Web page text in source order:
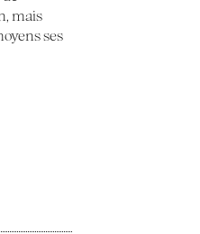
mais
ses